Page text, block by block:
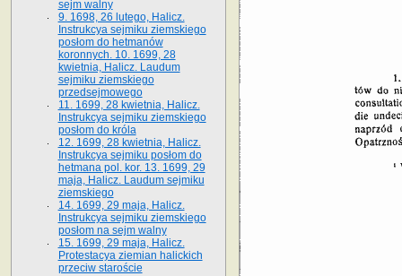
sejm walny
9. 1698, 26 lutego, Halicz.
Instrukcya sejmiku ziemskiego
posłom do hetmanów
koronnych. 10. 1699, 28
kwietnia, Halicz. Laudum
sejmiku ziemskiego
przedsejmowego
11. 1699, 28 kwietnia, Halicz.
Instrukcya sejmiku ziemskiego
posłom do króla
12. 1699, 28 kwietnia, Halicz.
Instrukcya sejmiku posłom do
hetmana pol. kor. 13. 1699, 29
maja, Halicz. Laudum sejmiku
ziemskiego
14. 1699, 29 maja, Halicz.
Instrukcya sejmiku ziemskiego
posłom na sejm walny
15. 1699, 29 maja, Halicz.
Protestacya ziemian halickich
przeciw staroście